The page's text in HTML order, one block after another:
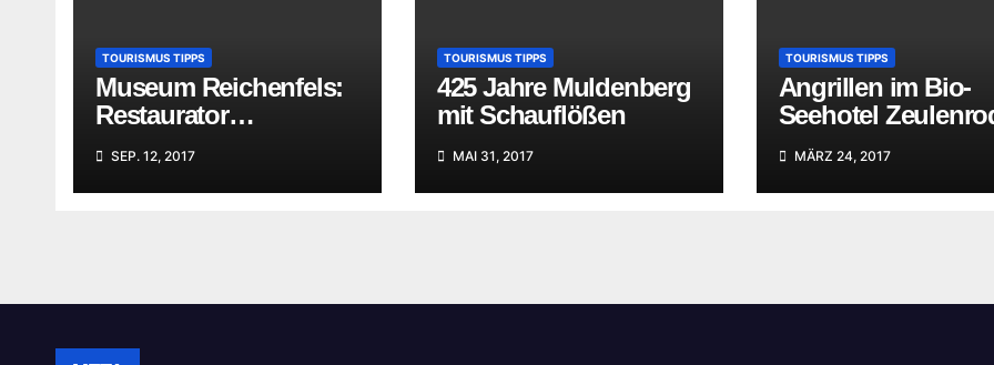
TOURISMUS TIPPS
Museum Reichenfels:
Restaurator
„Familienschätze“
SEP. 12, 2017
TOURISMUS TIPPS
425 Jahre Muldenberg
mit Schauflößen
MAI 31, 2017
TOURISMUS TIPPS
Angrillen im Bio-
Seehotel
MÄRZ 24, 2017